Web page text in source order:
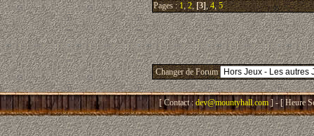
Pages :1,2,[3],4,5
Changer de Forum
[ Contact : dev@mountyhall.com ] - [ Heure